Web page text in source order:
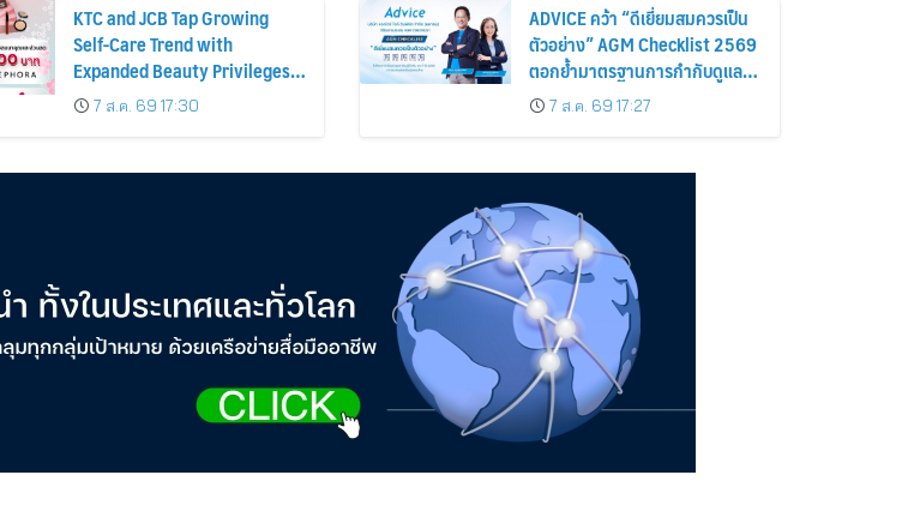
KTC and JCB Tap Growing
Self-Care Trend with
Expanded Beauty Privileges
Number of KTC JCB
Cardmembers Spending on
7 ส.ค. 69 17:30
ADVICE คว้า “ดีเยี่ยมสมควรเป็น
ตัวอย่าง” AGM Checklist 2569
ตอกย้ำมาตรฐานการกำกับดูแล
กิจการที่ดี
7 ส.ค. 69 17:27